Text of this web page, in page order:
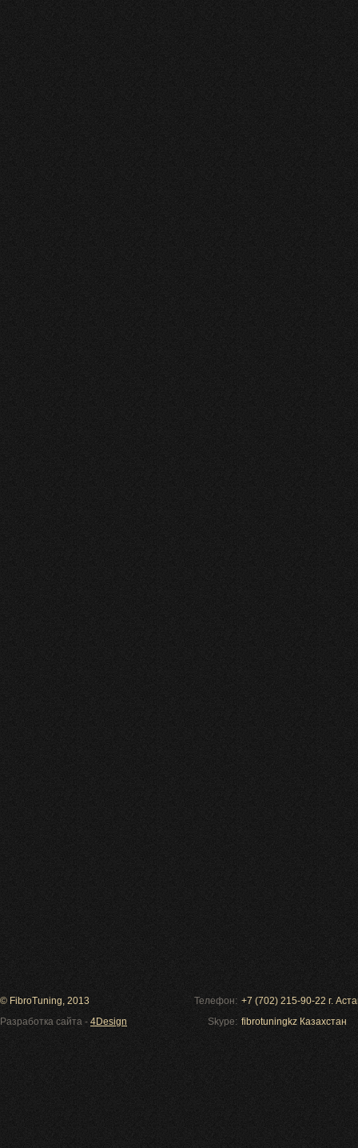
© FibroTuning, 2013
Разработка сайта - 4Design
Телефон: +7 (702) 215-90-22 г.
Skype: fibrotuningkz Казахстан